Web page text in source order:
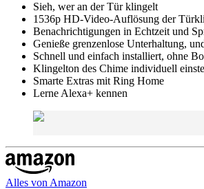
Sieh, wer an der Tür klingelt
1536p HD-Video-Auflösung der
Benachrichtigungen in Echtzeit und
Genieße grenzenlose Unterhaltung,
Schnell und einfach installiert, ohne
Klingelton des Chime individuell
Smarte Extras mit Ring Home
Lerne Alexa+ kennen
Alles von Amazon